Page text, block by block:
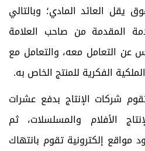
يقل العائد المادي؛ وبالتالي
المقدمة من صاحب العلامة
عن التعامل معه، والتعامل مع
الفكرية للمنتج الخاص به.
شركات الإنتاج بدفع عشرات
الأفلام والمسلسلات، ثم
مواقع إلكترونية تقوم بانتهاك